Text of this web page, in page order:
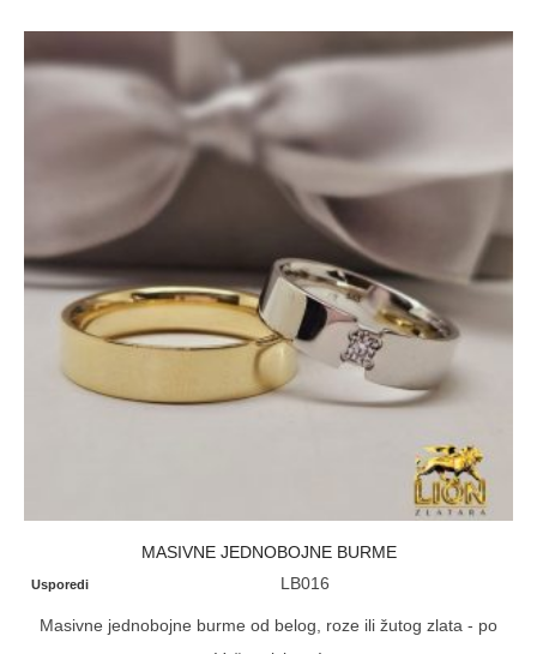
MASIVNE JEDNOBOJNE BURME
Usporedi LB016
Masivne jednobojne burme od belog, roze ili žutog zlata - po